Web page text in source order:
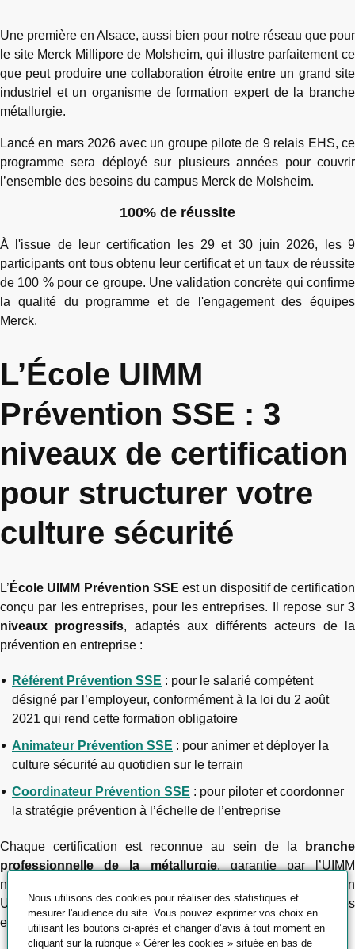
Une première en Alsace, aussi bien pour notre réseau que pour
le site Merck Millipore de Molsheim, qui illustre parfaitement ce
que peut produire une collaboration étroite entre un grand site
industriel et un organisme de formation expert de la branche
métallurgie.
Lancé en mars 2026 avec un groupe pilote de 9 relais EHS, ce
programme sera déployé sur plusieurs années pour couvrir
l’ensemble des besoins du campus Merck de Molsheim.
100% de réussite
À l'issue de leur certification les 29 et 30 juin 2026, les 9
participants ont tous obtenu leur certificat et un taux de réussite
de 100 % pour ce groupe. Une validation concrète qui confirme
la qualité du programme et de l'engagement des équipes
Merck.
L’École UIMM
Prévention SSE : 3
niveaux de certification
pour structurer votre
culture sécurité
L’ École UIMM Prévention SSE est un dispositif de certification
conçu par les entreprises, pour les entreprises. Il repose sur 3
niveaux progressifs, adaptés aux différents acteurs de la
prévention en entreprise :
Référent Prévention SSE : pour le salarié compétent
désigné par l’employeur, conformément à la loi du 2 août
2021 qui rend cette formation obligatoire
Animateur Prévention SSE : pour animer et déployer la
culture sécurité au quotidien sur le terrain
Coordinateur Prévention SSE : pour piloter et coordonner
la stratégie prévention à l’échelle de l’entreprise
Chaque certification est reconnue au sein de la
branche
professionnelle de la métallurgie, garantie par l’UIMM
nationale et déployée exclusivement par les Pôles Formation
UIMM agréés. Le contenu est co-construit avec les entreprises
et intègre les exigences légales en vigueur.
Nous utilisons des cookies pour réaliser des statistiques et
mesurer l'audience du site. Vous pouvez exprimer vos choix en
utilisant les boutons ci-après et changer d’avis à tout moment en
cliquant sur la rubrique « Gérer les cookies » située en bas de